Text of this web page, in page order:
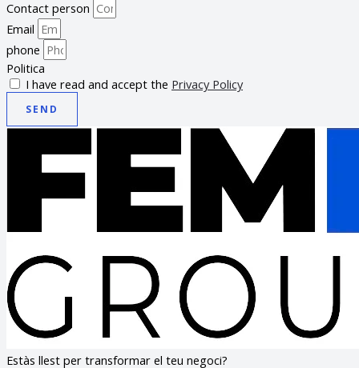
Contact person
Email
phone
Politica
I have read and accept the Privacy Policy
SEND
Estàs llest per transformar el teu negoci?